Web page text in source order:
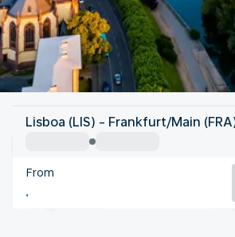
Germany
Frankfurt/Main
Germany
Lisboa (LIS) - Frankfurt/Main
From